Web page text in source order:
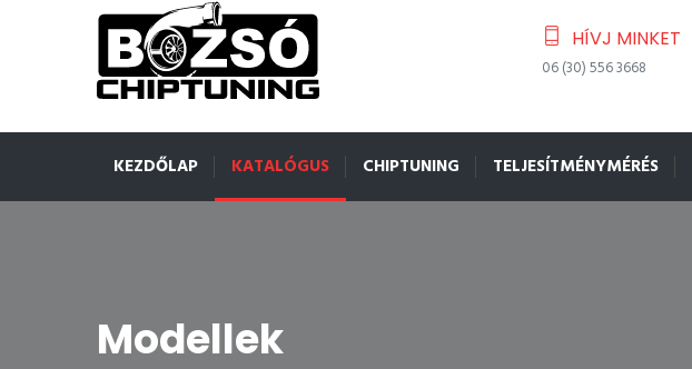
HÍVJ MINKET
06 (30) 556 3668
KEZDŐLAP KATALÓGUS CHIPTUNING TELJESÍTMÉNYMÉRÉS
Modellek